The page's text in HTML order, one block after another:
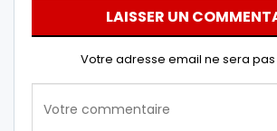
LAISSER UN
Votre adresse email ne sera